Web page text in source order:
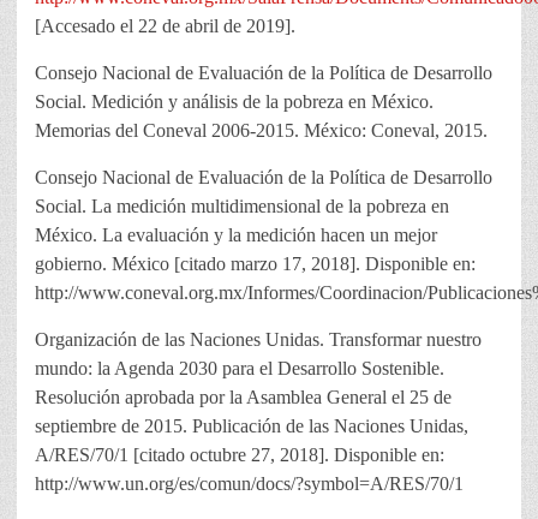
[Accesado el 22 de abril de 2019].
Consejo Nacional de Evaluación de la Política de Desarrollo
Social. Medición y análisis de la pobreza en México.
Memorias del Coneval 2006-2015. México: Coneval, 2015.
Consejo Nacional de Evaluación de la Política de Desarrollo
Social. La medición multidimensional de la pobreza en
México. La evaluación y la medición hacen un mejor
gobierno. México [citado marzo 17, 2018]. Disponible en:
http://www.coneval.org.mx/Informes/Coordinacion/
Organización de las Naciones Unidas. Transformar nuestro
mundo: la Agenda 2030 para el Desarrollo Sostenible.
Resolución aprobada por la Asamblea General el 25 de
septiembre de 2015. Publicación de las Naciones Unidas,
A/RES/70/1 [citado octubre 27, 2018]. Disponible en:
http://www.un.org/es/comun/docs/?symbol=A/RES/70/1